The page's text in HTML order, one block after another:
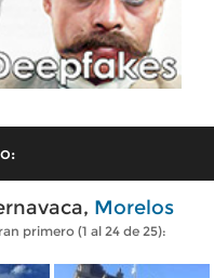
Morelos
primero (1 al 24 de 25):